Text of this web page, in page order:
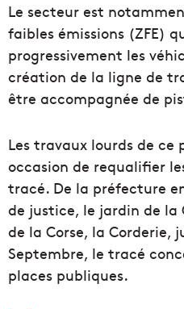
Le secteur est
faibles émissions (ZFE)
progressivement les
création de la ligne de
être accompagnée de
Les travaux lourds de ce
occasion de requalifier
tracé. De la préfecture
de justice, le jardin de la
de la Corse, la Corderie,
Septembre, le tracé
places publiques.